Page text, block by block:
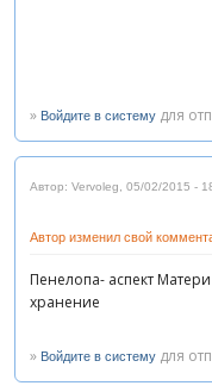
» Войдите в систему для
Автор: Vervoleg, 05/02/2015 -
Автор изменил свой
Пенелопа- аспект
хранение
» Войдите в систему для